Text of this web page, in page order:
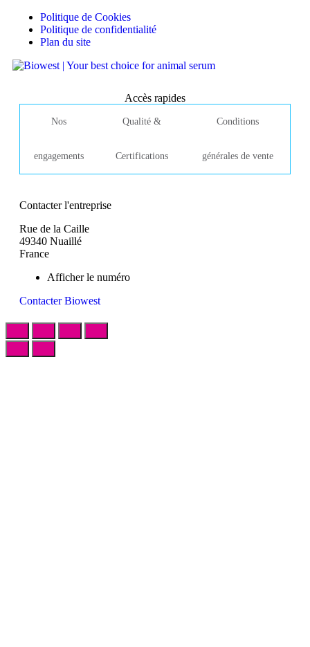
Politique de Cookies
Politique de confidentialité
Plan du site
Accès rapides
Nos
engagements
Qualité &
Certifications
Conditions
générales de vente
Contacter l'entreprise
Rue de la Caille
49340 Nuaillé
France
Afficher le numéro
Contacter Biowest